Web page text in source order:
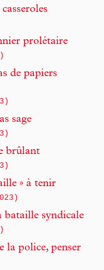
prolétaire
de papiers
sage
brûlant
» à tenir
bataille syndicale
la police, penser